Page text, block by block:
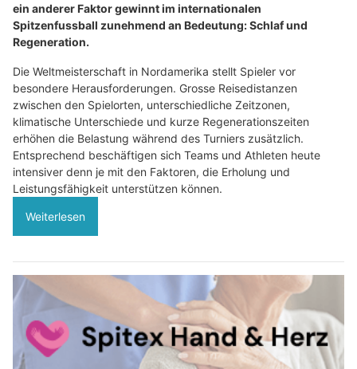
ein anderer Faktor gewinnt im internationalen
Spitzenfussball zunehmend an Bedeutung: Schlaf und
Regeneration.
Die Weltmeisterschaft in Nordamerika stellt Spieler vor
besondere Herausforderungen. Grosse Reisedistanzen
zwischen den Spielorten, unterschiedliche Zeitzonen,
klimatische Unterschiede und kurze Regenerationszeiten
erhöhen die Belastung während des Turniers zusätzlich.
Entsprechend beschäftigen sich Teams und Athleten heute
intensiver denn je mit den Faktoren, die Erholung und
Leistungsfähigkeit unterstützen können.
Weiterlesen